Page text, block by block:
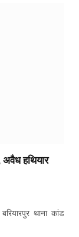
अवैध हथियार
थाना कांड